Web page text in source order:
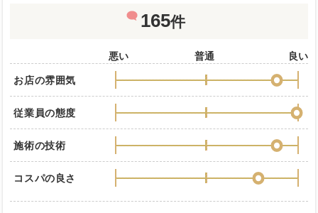
165件
悪い 普通 良い
お店の雰囲気
従業員の態度
施術の技術
コスパの良さ